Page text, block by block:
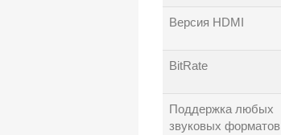
Версия HDMI
BitRate
Поддержка любых
звуковых форматов